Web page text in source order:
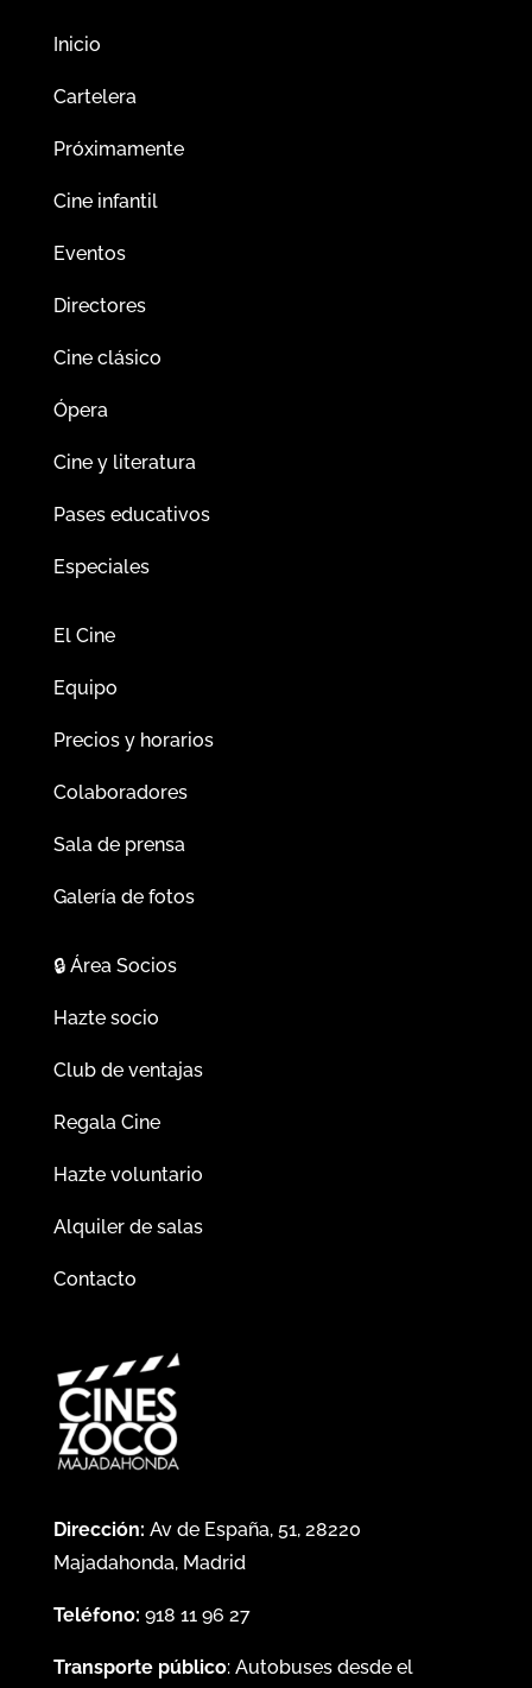
Inicio
Cartelera
Próximamente
Cine infantil
Eventos
Directores
Cine clásico
Ópera
Cine y literatura
Pases educativos
Especiales
El Cine
Equipo
Precios y horarios
Colaboradores
Sala de prensa
Galería de fotos
🔒Área Socios
Hazte socio
Club de ventajas
Regala Cine
Hazte voluntario
Alquiler de salas
Contacto
Dirección: Av de España, 51, 28220
Majadahonda, Madrid
Teléfono: 918 11 96 27
Transporte público: Autobuses desde el